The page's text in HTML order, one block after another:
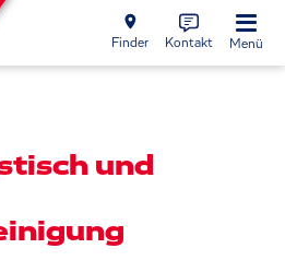
Finder Kontakt Menü
und